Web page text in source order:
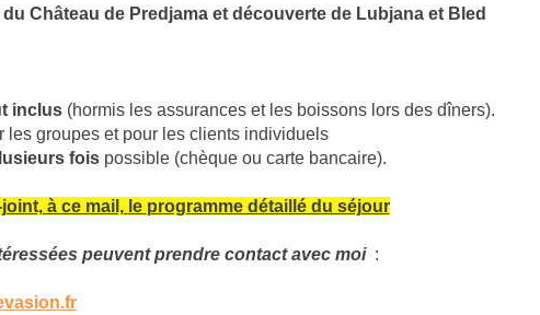
Château de Predjama et découverte de Lubjana et Bled
inclus (hormis les assurances et les boissons lors des dîners).
les groupes et pour les clients individuels
fois possible (chèque ou carte bancaire).
à ce mail, le programme détaillé du séjour
peuvent prendre contact avec moi :